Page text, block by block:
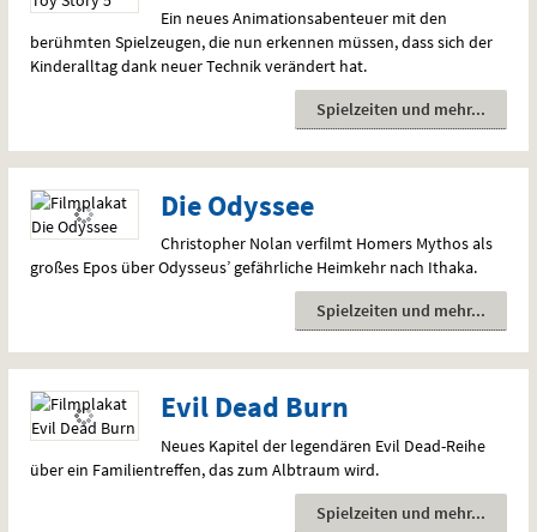
Ein neues Animationsabenteuer mit den
berühmten Spielzeugen, die nun erkennen müssen, dass sich der
Kinderalltag dank neuer Technik verändert hat.
Spielzeiten und mehr
Die Odyssee
Christopher Nolan verfilmt Homers Mythos als
großes Epos über Odysseus’ gefährliche Heimkehr nach Ithaka.
Spielzeiten und mehr
Evil Dead Burn
Neues Kapitel der legendären Evil Dead-Reihe
über ein Familientreffen, das zum Albtraum wird.
Spielzeiten und mehr